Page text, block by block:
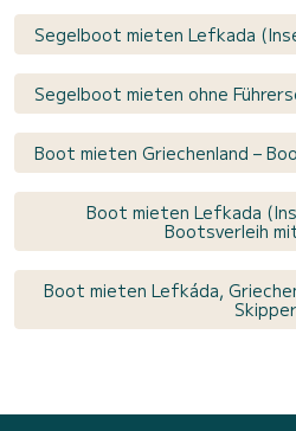
Segelboot mieten Lefkada
Segelboot mieten ohne
Boot mieten Griechenland –
Boot mieten Lefkada
Bootsverleih
Boot mieten Lefkáda,
Skipper